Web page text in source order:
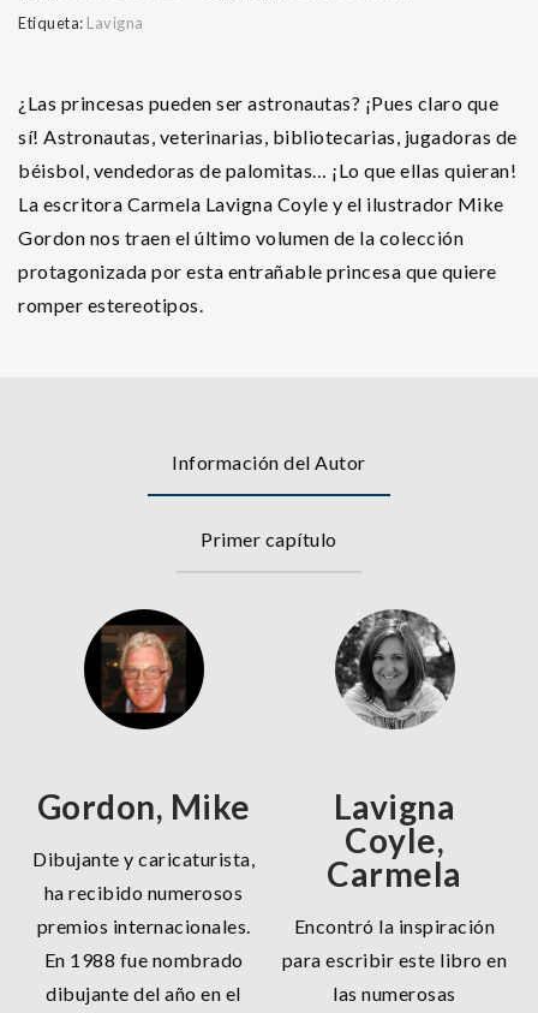
Etiqueta: Lavigna
¿Las princesas pueden ser astronautas? ¡Pues claro que
sí! Astronautas, veterinarias, bibliotecarias, jugadoras de
béisbol, vendedoras de palomitas… ¡Lo que ellas quieran!
La escritora Carmela Lavigna Coyle y el ilustrador Mike
Gordon nos traen el último volumen de la colección
protagonizada por esta entrañable princesa que quiere
romper estereotipos.
Información del Autor
Primer capítulo
Gordon, Mike
Dibujante y caricaturista,
ha recibido numerosos
premios internacionales.
En 1988 fue nombrado
dibujante del año en el
Lavigna
Coyle,
Carmela
Encontró la inspiración
para escribir este libro en
las numerosas